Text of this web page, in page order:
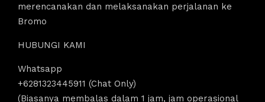
merencanakan dan melaksanakan perjalanan ke
Bromo
HUBUNGI KAMI
Whatsapp
+6281323445911 (Chat Only)
(Biasanya membalas dalam 1 jam, jam operasional